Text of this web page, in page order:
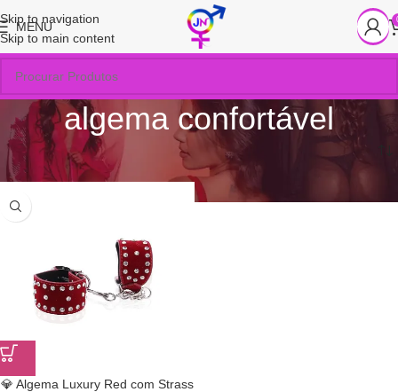
Skip to navigation
Skip to main content
MENU
algema confortável
Início Produtos marcados com a tag “algema confortável”
💎 Algema Luxury Red com Strass